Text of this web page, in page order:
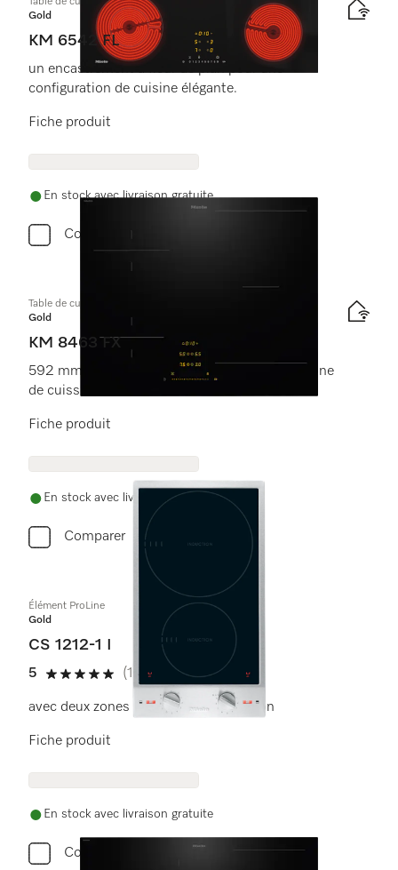
Gold
KM 6542 FL
un encastrement à fleur de plan pour une
configuration de cuisine élégante.
Fiche produit
En stock avec livraison gratuite
Comparer
Table de cuisson à induction
Gold
KM 8463 FX
592 mm | Zones de cuisson individuelles et zone
de cuisson PowerFlex
Fiche produit
En stock avec livraison gratuite
Comparer
Élément ProLine
Gold
CS 1212-1 I
5
5 étoiles sur 5
(1 critique)
avec deux zones de cuisson à induction
Fiche produit
En stock avec livraison gratuite
Comparer